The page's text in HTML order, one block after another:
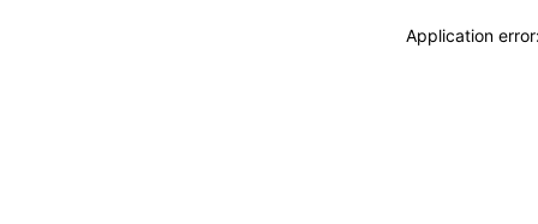
Application